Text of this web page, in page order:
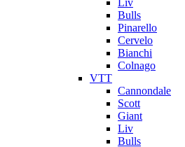
Liv
Bulls
Pinarello
Cervelo
Bianchi
Colnago
VTT
Cannondale
Scott
Giant
Liv
Bulls